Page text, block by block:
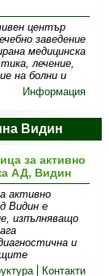
център
заведение
медицинска
лечение,
на болни и
Информация
Видин
за активно
АД, Видин
активно
Видин е
изпълняващо
и
Контакти